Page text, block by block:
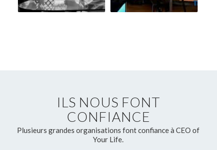
ILS NOUS FONT
CONFIANCE
Plusieurs grandes organisations font confiance à CEO of
Your Life.